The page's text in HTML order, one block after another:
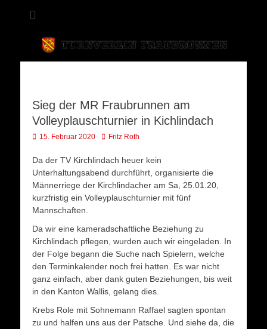
Turnverein
Fraubrunnen
Sieg der MR Fraubrunnen am
Volleyplauschturnier in Kichlindach
Veröffentlicht
15. Februar 2020 AutorFritz Roth
Da der TV Kirchlindach heuer kein
Unterhaltungsabend durchführt, organisierte die
Männerriege der Kirchlindacher am Sa, 25.01.20,
kurzfristig ein Volleyplauschturnier mit fünf
Mannschaften.
Da wir eine kameradschaftliche Beziehung zu
Kirchlindach pflegen, wurden auch wir eingeladen. In
der Folge begann die Suche nach Spielern, welche
den Terminkalender noch frei hatten. Es war nicht
ganz einfach, aber dank guten Beziehungen, bis weit
in den Kanton Wallis, gelang dies.
Krebs Role mit Sohnemann Raffael sagten spontan
zu und halfen uns aus der Patsche. Und siehe da, die